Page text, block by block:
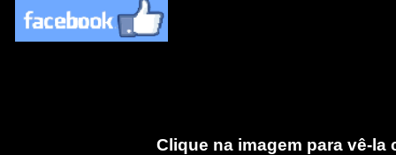
Clique na imagem para vê-la